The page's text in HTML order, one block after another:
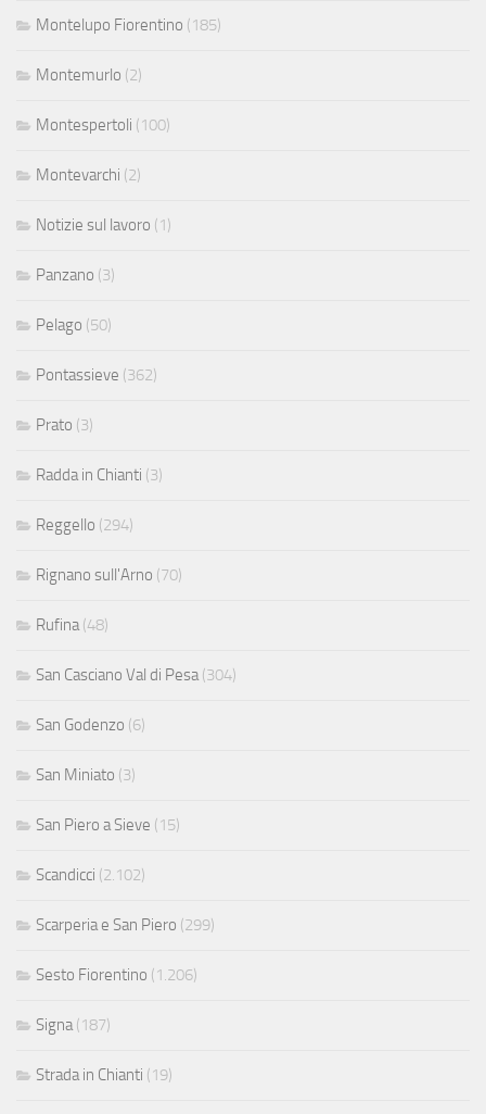
Montelupo Fiorentino (185)
Montemurlo (2)
Montespertoli (100)
Montevarchi (2)
Notizie sul lavoro (1)
Panzano (3)
Pelago (50)
Pontassieve (362)
Prato (3)
Radda in Chianti (3)
Reggello (294)
Rignano sull'Arno (70)
Rufina(48)
San Casciano Val di Pesa(304)
San Godenzo (6)
San Miniato (3)
San Piero a Sieve (15)
Scandicci (2.102)
Scarperia e San Piero (299)
Sesto Fiorentino (1.206)
Signa(187)
Strada in Chianti (19)